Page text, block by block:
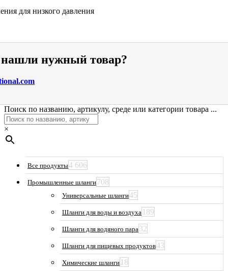
для низкого давления
нужный товар?
Поиск по названию, артикулу, среде или категории товара ...
×
Все продукты4 606
Промышленные шланги708
Универсальные шланги45
Шланги для воды и воздуха 189
Шланги для водяного пара32
Шланги для пищевых продуктов43
Химические шланги 18